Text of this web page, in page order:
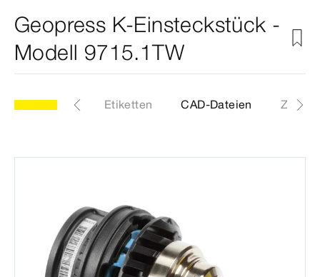
Geopress K-Einsteckstück -
Modell 9715.1TW
Artikel Etiketten CAD-Dateien Z-